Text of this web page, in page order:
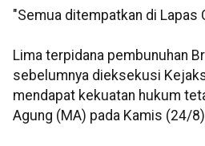
"Semua ditempatkan di Lapas
Lima terpidana pembunuhan
sebelumnya dieksekusi
mendapat kekuatan hukum
Agung (MA) pada Kamis (24/